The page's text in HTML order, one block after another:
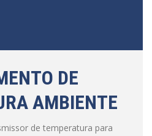
DE
AMBIENTE
de temperatura para